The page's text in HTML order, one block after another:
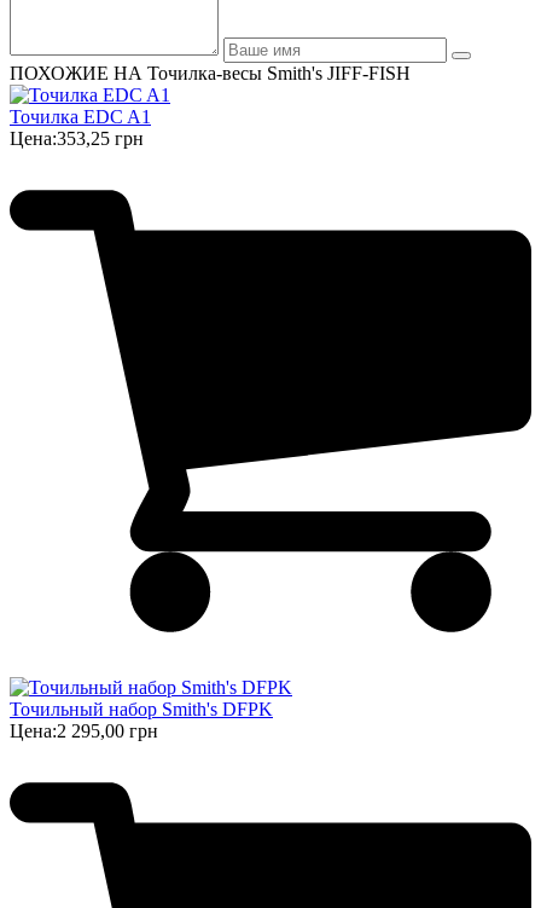
ПОХОЖИЕ НА Точилка-весы Smith's JIFF-FISH
Точилка EDC A1
Цена:353,25 грн
Точильный набор Smith's DFPK
Цена:2 295,00 грн